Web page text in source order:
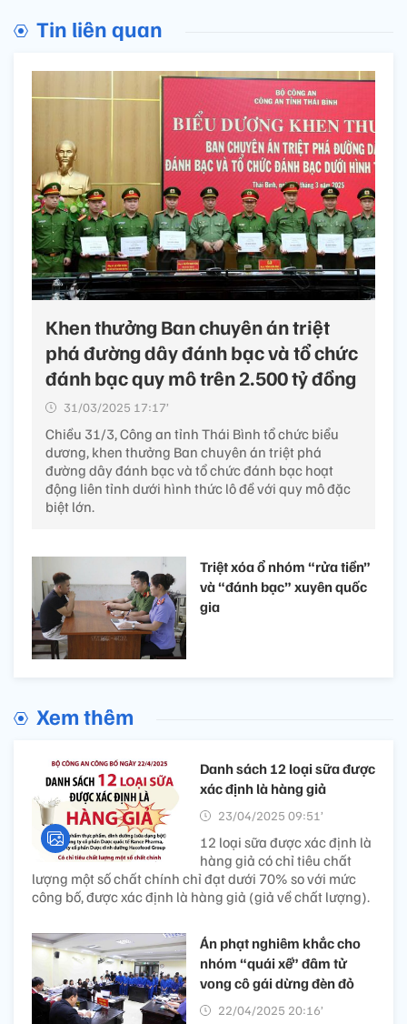
Tin liên quan
Khen thưởng Ban chuyên án triệt
phá đường dây đánh bạc và tổ chức
đánh bạc quy mô trên 2.500 tỷ đồng
31/03/2025 17:17’
Chiều 31/3, Công an tỉnh Thái Bình tổ chức biểu
dương, khen thưởng Ban chuyên án triệt phá
đường dây đánh bạc và tổ chức đánh bạc hoạt
động liên tỉnh dưới hình thức lô đề với quy mô đặc
biệt lớn.
Triệt xóa ổ nhóm “rửa tiền”
và “đánh bạc” xuyên quốc
gia
Xem thêm
Danh sách 12 loại sữa được
xác định là hàng giả
23/04/2025 09:51’
12 loại sữa được xác định là
hàng giả có chỉ tiêu chất
lượng một số chất chính chỉ đạt dưới 70% so với mức
công bố, được xác định là hàng giả (giả về chất lượng).
​Án phạt nghiêm khắc cho
nhóm “quái xế” đâm tử
vong cô gái dừng đèn đỏ
22/04/2025 20:16’